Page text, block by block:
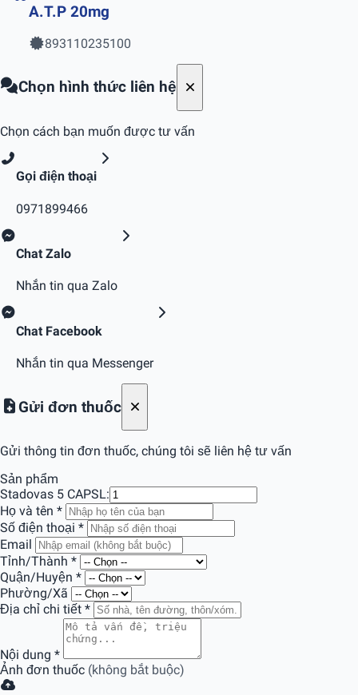
A.T.P 20mg
893110235100
Chọn hình thức liên hệ
Chọn cách bạn muốn được tư vấn
Gọi điện thoại
0971899466
Chat Zalo
Nhắn tin qua Zalo
Chat Facebook
Nhắn tin qua Messenger
Gửi đơn thuốc
Gửi thông tin đơn thuốc, chúng tôi sẽ liên hệ tư vấn
Sản phẩm
Stadovas 5 CAPSL:
Họ và tên *
Số điện thoại *
Email
Tỉnh/Thành *
Quận/Huyện *
Phường/Xã
Địa chỉ chi tiết *
Nội dung *
Ảnh đơn thuốc (không bắt buộc)